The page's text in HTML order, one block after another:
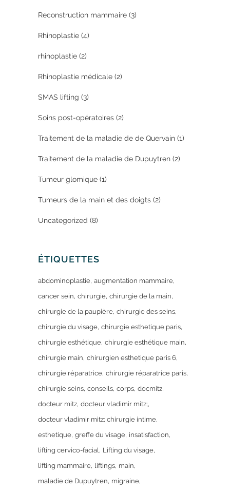
Reconstruction mammaire (3)
Rhinoplastie (4)
rhinoplastie (2)
Rhinoplastie médicale (2)
SMAS lifting (3)
Soins post-opératoires (2)
Traitement de la maladie de de Quervain (1)
Traitement de la maladie de Dupuytren (2)
Tumeur glomique (1)
Tumeurs de la main et des doigts (2)
Uncategorized (8)
ÉTIQUETTES
abdominoplastie augmentation mammaire
cancer sein chirurgie chirurgie de la main
chirurgie de la paupière chirurgie des seins
chirurgie du visage chirurgie esthetique paris
chirurgie esthétique chirurgie esthétique main
chirurgie main chirurgien esthetique paris 6
chirurgie réparatrice chirurgie réparatrice paris
chirurgie seins conseils corps docmitz
docteur mitz docteur vladimir mitz;
docteur vladimir mitz; chirurgie intime
esthetique greffe du visage insatisfaction
lifting cervico-facial Lifting du visage
lifting mammaire liftings main
maladie de Dupuytren migraine